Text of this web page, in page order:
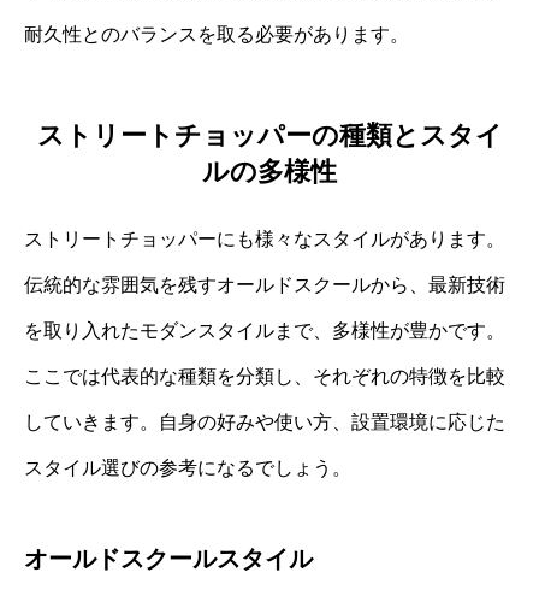
耐久性とのバランスを取る必要があります。
ストリートチョッパーの種類とスタイ
ルの多様性
ストリートチョッパーにも様々なスタイルがあります。
伝統的な雰囲気を残すオールドスクールから、最新技術
を取り入れたモダンスタイルまで、多様性が豊かです。
ここでは代表的な種類を分類し、それぞれの特徴を比較
していきます。自身の好みや使い方、設置環境に応じた
スタイル選びの参考になるでしょう。
オールドスクールスタイル